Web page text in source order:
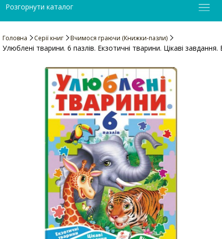
Розгорнути каталог
Головна Серії книг Вчимося граючи (Книжки-пазли)
Улюблені тварини. 6 пазлів. Екзотичні тварини. Цікаві завдання.